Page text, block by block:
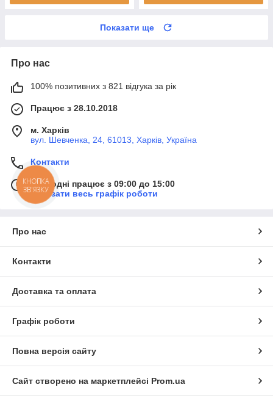
Показати ще
Про нас
100% позитивних з 821 відгука за рік
Працює з 28.10.2018
м. Харків
вул. Шевченка, 24, 61013, Харків, Україна
Контакти
Сьогодні працює з 09:00 до 15:00
Показати весь графік роботи
Про нас
Контакти
Доставка та оплата
Графік роботи
Повна версія сайту
Сайт створено на маркетплейсі Prom.ua
КНОПКА
ЗВ'ЯЗКУ